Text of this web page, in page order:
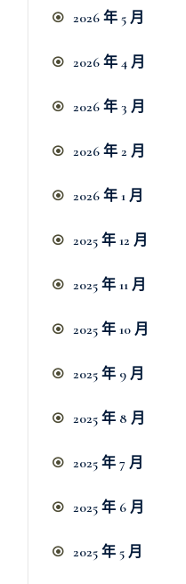
2026 年 5 月
2026 年 4 月
2026 年 3 月
2026 年 2 月
2026 年 1 月
2025 年 12 月
2025 年 11 月
2025 年 10 月
2025 年 9 月
2025 年 8 月
2025 年 7 月
2025 年 6 月
2025 年 5 月